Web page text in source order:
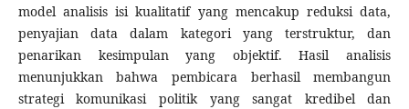
model analisis isi kualitatif yang mencakup reduksi data,
penyajian data dalam kategori yang terstruktur, dan
penarikan kesimpulan yang objektif. Hasil analisis
menunjukkan bahwa pembicara berhasil membangun
strategi komunikasi politik yang sangat kredibel dan